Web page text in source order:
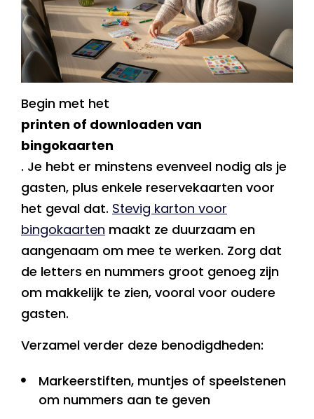
Begin met het
printen of downloaden van
bingokaarten
. Je hebt er minstens evenveel nodig als je
gasten, plus enkele reservekaarten voor
het geval dat. Stevig karton voor
bingokaarten maakt ze duurzaam en
aangenaam om mee te werken. Zorg dat
de letters en nummers groot genoeg zijn
om makkelijk te zien, vooral voor oudere
gasten.
Verzamel verder deze benodigdheden:
Markeerstiften, muntjes of speelstenen
om nummers aan te geven